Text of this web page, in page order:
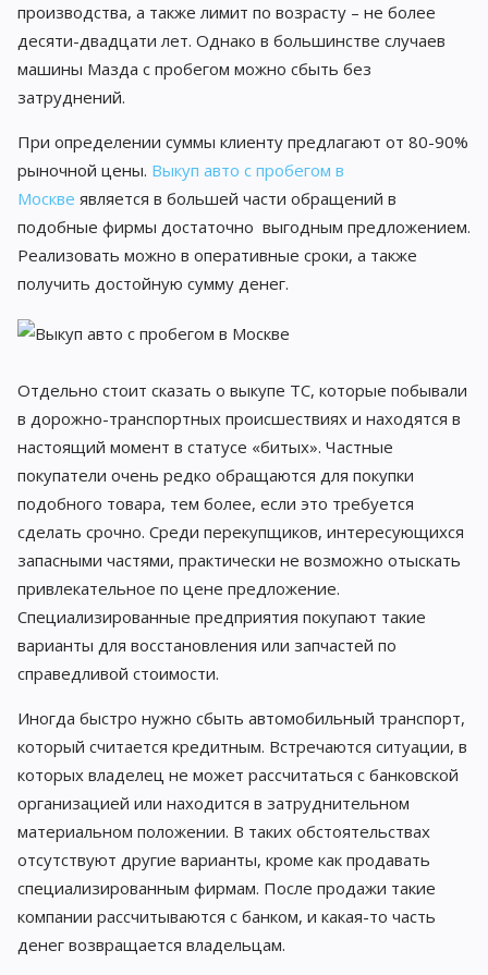
производства, а также лимит по возрасту – не более
десяти-двадцати лет. Однако в большинстве случаев
машины Мазда с пробегом можно сбыть без
затруднений.
При определении суммы клиенту предлагают от 80-90%
рыночной цены. Выкуп авто с пробегом в
Москве является в большей части обращений в
подобные фирмы достаточно выгодным предложением.
Реализовать можно в оперативные сроки, а также
получить достойную сумму денег.
Отдельно стоит сказать о выкупе ТС, которые побывали
в дорожно-транспортных происшествиях и находятся в
настоящий момент в статусе «битых». Частные
покупатели очень редко обращаются для покупки
подобного товара, тем более, если это требуется
сделать срочно. Среди перекупщиков, интересующихся
запасными частями, практически не возможно отыскать
привлекательное по цене предложение.
Специализированные предприятия покупают такие
варианты для восстановления или запчастей по
справедливой стоимости.
Иногда быстро нужно сбыть автомобильный транспорт,
который считается кредитным. Встречаются ситуации, в
которых владелец не может рассчитаться с банковской
организацией или находится в затруднительном
материальном положении. В таких обстоятельствах
отсутствуют другие варианты, кроме как продавать
специализированным фирмам. После продажи такие
компании рассчитываются с банком, и какая-то часть
денег возвращается владельцам.